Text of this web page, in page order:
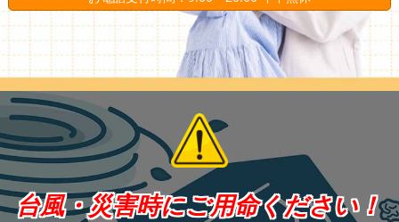
台風・災害時にご用命ください！